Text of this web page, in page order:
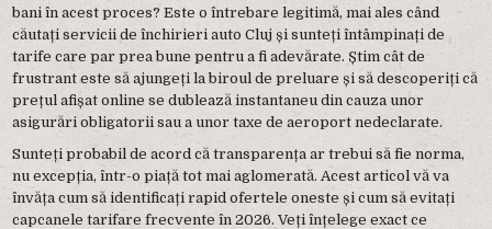
bani în acest proces? Este o întrebare legitimă, mai ales când
căutați servicii de închirieri auto Cluj și sunteți întâmpinați de
tarife care par prea bune pentru a fi adevărate. Știm cât de
frustrant este să ajungeți la biroul de preluare și să descoperiți că
prețul afișat online se dublează instantaneu din cauza unor
asigurări obligatorii sau a unor taxe de aeroport nedeclarate.
Sunteți probabil de acord că transparența ar trebui să fie norma,
nu excepția, într-o piață tot mai aglomerată. Acest articol vă va
învăța cum să identificați rapid ofertele oneste și cum să evitați
capcanele tarifare frecvente în 2026. Veți înțelege exact ce